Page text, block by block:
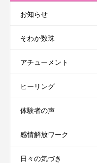
お知らせ
そわか数珠
アチューメント
ヒーリング
体験者の声
感情解放ワーク
日々の気づき